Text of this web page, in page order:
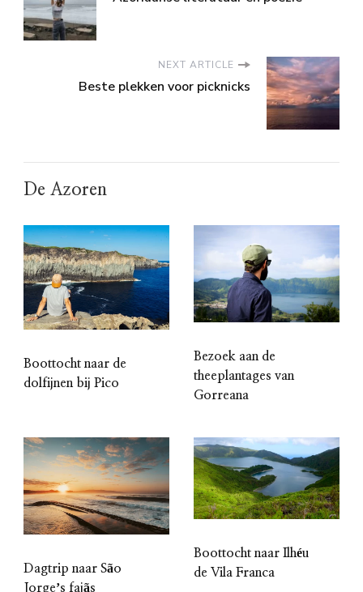
NEXT ARTICLE
Beste plekken voor picknicks
De Azoren
Boottocht naar de
dolfijnen bij Pico
Bezoek aan de
theeplantages van
Gorreana
Dagtrip naar São
Jorgeʼs fajãs
Boottocht naar Ilhéu
de Vila Franca